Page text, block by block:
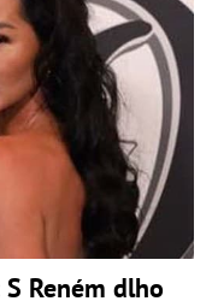
Reném dlho